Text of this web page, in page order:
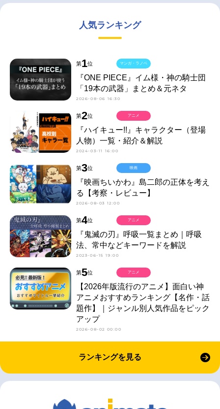
人気ランキング
第1位
『ONE PIECE』イム様・神の騎士団
「19本の武器」まとめ＆元ネタ
2026-08-06 16:30
マンガ・ラノベ
第2位
『ハイキュー!!』キャラクター（登場
人物）一覧・紹介＆解説
2024-03-11 16:00
アニメ
第3位
『映画ちいかわ』島二郎の正体を考え
る【考察・レビュー】
2026-08-03 12:00
映画
第4位
『鬼滅の刃』呼吸一覧まとめ｜呼吸
法、常中などキーワードを解説
2023-06-15 19:00
アニメ
第5位
【2026年版流行のアニメ】面白い神
アニメおすすめランキング【名作・話
題作】｜ジャンル別人気作品をピック
アップ
2026-08-02 00:00
アニメ
ランキングを見る